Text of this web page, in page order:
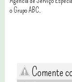
o Grupo ABC.
Comente